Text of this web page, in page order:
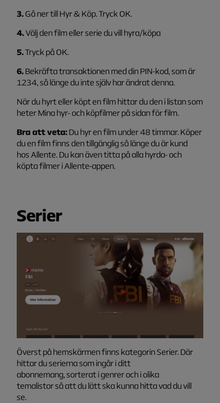
3.Gå ner till Hyr & Köp. Tryck OK.
4.Välj den film eller serie du vill hyra/köpa
5.Tryck på OK.
6.Bekräfta transaktionen med din PIN-kod, som är
1234, så länge du inte själv har ändrat denna.
När du hyrt eller köpt en film hittar du den i listan som
heter Mina hyr- och köpfilmer på sidan för film.
Bra att veta:Du hyr en film under 48 timmar. Köper
du en film finns den tillgänglig så länge du är kund
hos Allente. Du kan även titta på alla hyrda- och
köpta filmer i Allente-appen.
Serier
Överst på hemskärmen finns kategorin Serier. Där
hittar du serierna som ingår i ditt
abonnemang, sorterat i genrer och i olika
temalistor så att du lätt ska kunna hitta vad du vill
se.